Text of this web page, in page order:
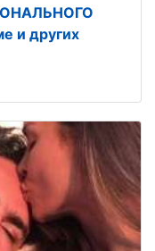
и других